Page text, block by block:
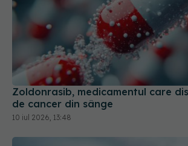
Zoldonrasib, medicamentul care
de cancer din sânge
10 iul 2026, 13:48